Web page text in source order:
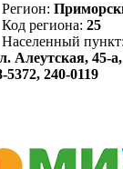
Регион:
Код региона: 25
Населенный пункт:
Алеутская, 45-
5372, 240-0119